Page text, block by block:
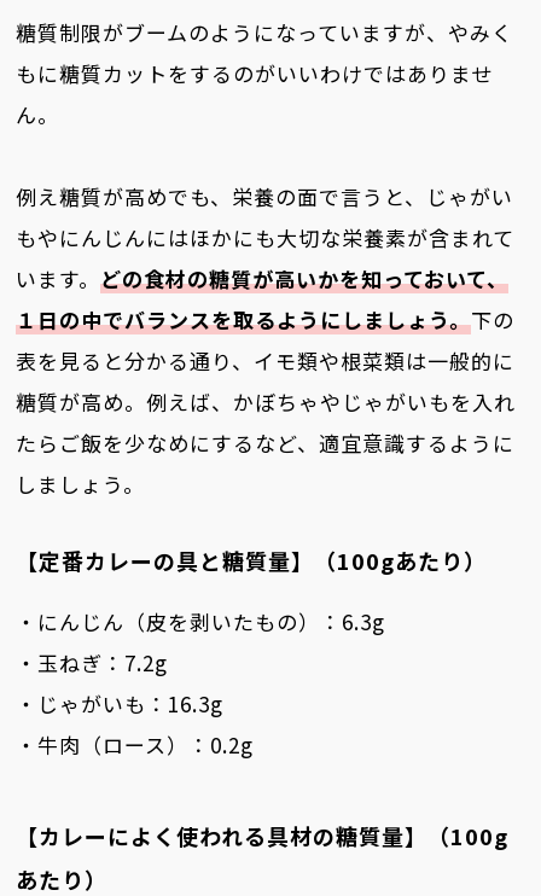
糖質制限がブームのようになっていますが、やみく
もに糖質カットをするのがいいわけではありませ
ん。
例え糖質が高めでも、栄養の面で言うと、じゃがい
もやにんじんにはほかにも大切な栄養素が含まれて
います。どの食材の糖質が高いかを知っておいて、
１日の中でバランスを取るようにしましょう。下の
表を見ると分かる通り、イモ類や根菜類は一般的に
糖質が高め。例えば、かぼちゃやじゃがいもを入れ
たらご飯を少なめにするなど、適宜意識するように
しましょう。
【定番カレーの具と糖質量】（100gあたり）
・にんじん（皮を剥いたもの）：6.3g
・玉ねぎ：7.2g
・じゃがいも：16.3g
・牛肉（ロース）：0.2g
【カレーによく使われる具材の糖質量】（100g
あたり）